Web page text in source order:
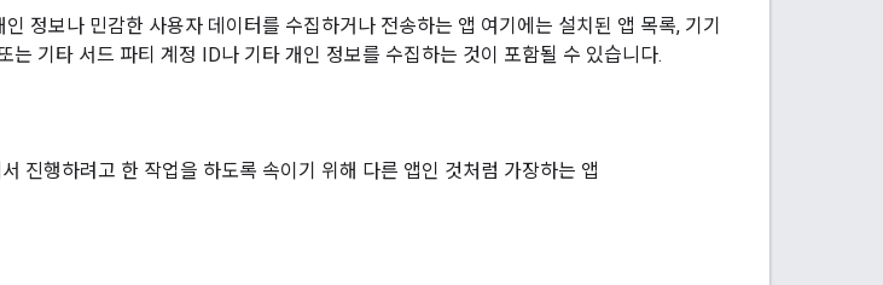
정보나 민감한 사용자 데이터를 수집하거나 전송하는 앱 여기에는 설치된 앱 목록, 기기
는 기타 서드 파티 계정 ID나 기타 개인 정보를 수집하는 것이 포함될 수 있습니다.
진행하려고 한 작업을 하도록 속이기 위해 다른 앱인 것처럼 가장하는 앱